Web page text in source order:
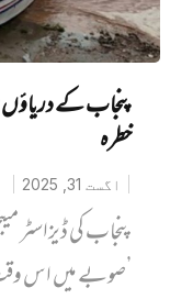
پنجاب کے دریاؤں
خطرہ
اگست 31, 2025
پنجاب کی ڈیزاسٹر
’صوبے میں اس